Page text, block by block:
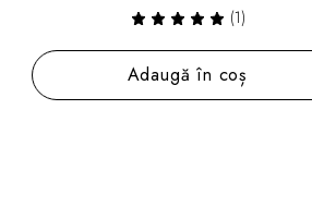
(1)
Adaugă în coș